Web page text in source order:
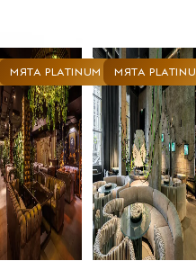
МЯТА PLATINUM МЯТА